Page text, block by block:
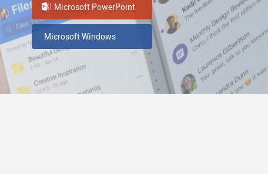
Microsoft PowerPoint
Microsoft Windows